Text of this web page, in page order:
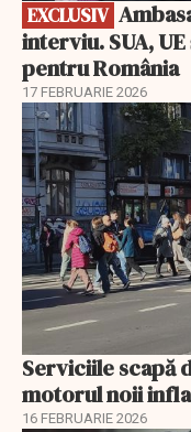
EXCLUSIV
interviu. SUA,
pentru România
17 FEBRUARIE 2026
Serviciile scapă
motorul noii
16 FEBRUARIE 2026